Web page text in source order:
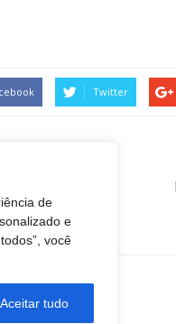
de
e
você
Aceitar tudo
Twitter
Online